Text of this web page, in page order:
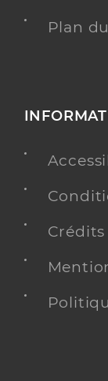
Plan
Crédits